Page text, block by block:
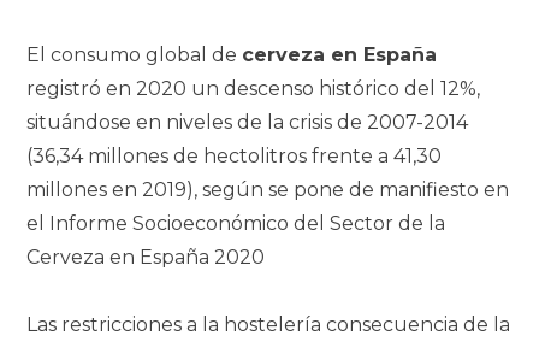
El consumo global de cerveza en España
registró en 2020 un descenso histórico del 12%,
situándose en niveles de la crisis de 2007-2014
(36,34 millones de hectolitros frente a 41,30
millones en 2019), según se pone de manifiesto en
el Informe Socioeconómico del Sector de la
Cerveza en España 2020
Las restricciones a la hostelería consecuencia de la